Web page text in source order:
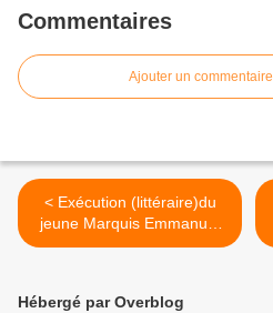
Commentaires
Ajouter un commentaire
< Exécution (littéraire)du
jeune Marquis Emmanuel
de Morveux d’Enarque.
Hébergé par Overblog